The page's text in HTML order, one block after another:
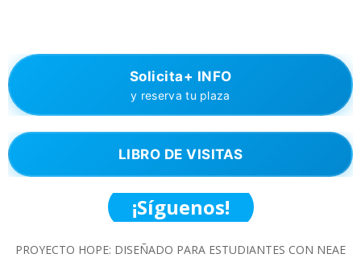
Solicita+ INFO
y reserva tu plaza
LIBRO DE VISITAS
¡Síguenos!
PROYECTO HOPE: DISEÑADO PARA ESTUDIANTES CON NEAE